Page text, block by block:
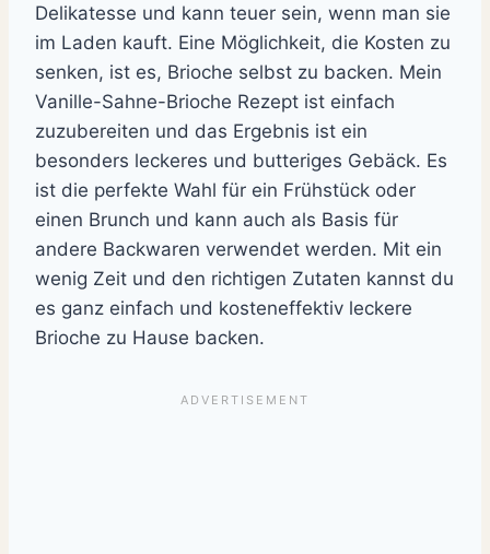
Delikatesse und kann teuer sein, wenn man sie
im Laden kauft. Eine Möglichkeit, die Kosten zu
senken, ist es, Brioche selbst zu backen. Mein
Vanille-Sahne-Brioche Rezept ist einfach
zuzubereiten und das Ergebnis ist ein
besonders leckeres und butteriges Gebäck. Es
ist die perfekte Wahl für ein Frühstück oder
einen Brunch und kann auch als Basis für
andere Backwaren verwendet werden. Mit ein
wenig Zeit und den richtigen Zutaten kannst du
es ganz einfach und kosteneffektiv leckere
Brioche zu Hause backen.